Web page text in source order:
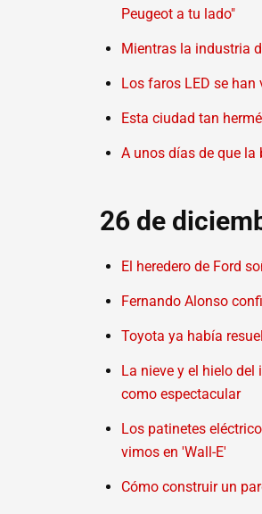
Peugeot a tu lado"
Mientras la industria
Los faros LED se
Esta ciudad tan
A unos días de que
26 de
El heredero de Ford
Fernando Alonso
Toyota ya había
La nieve y el hielo
como espectacular
Los patinetes
vimos en 'Wall-E'
Cómo construir un